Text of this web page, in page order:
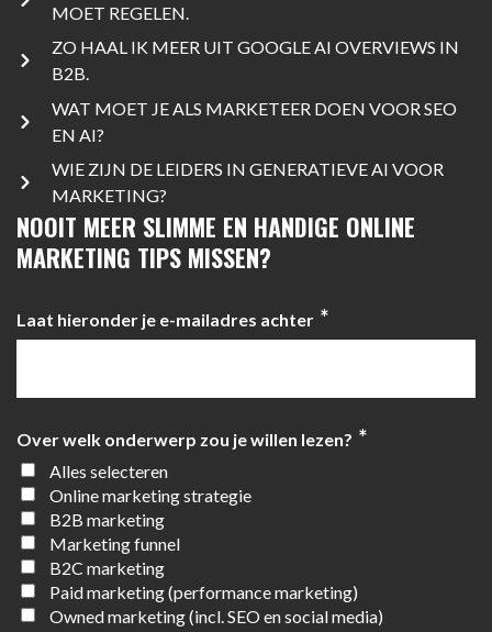
MOET REGELEN.
ZO HAAL IK MEER UIT GOOGLE AI OVERVIEWS IN
B2B.
WAT MOET JE ALS MARKETEER DOEN VOOR SEO
EN AI?
WIE ZIJN DE LEIDERS IN GENERATIEVE AI VOOR
MARKETING?
NOOIT MEER SLIMME EN HANDIGE ONLINE
MARKETING TIPS MISSEN?
Laat hieronder je e-mailadres achter *
Over welk onderwerp zou je willen lezen? *
Alles selecteren
Online marketing strategie
B2B marketing
Marketing funnel
B2C marketing
Paid marketing (performance marketing)
Owned marketing (incl. SEO en social media)